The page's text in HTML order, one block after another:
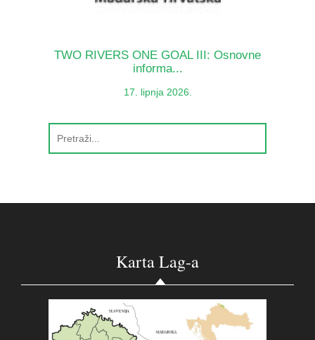
TWO RIVERS ONE GOAL III: Osnovne
informa...
17. lipnja 2026.
Karta Lag-a